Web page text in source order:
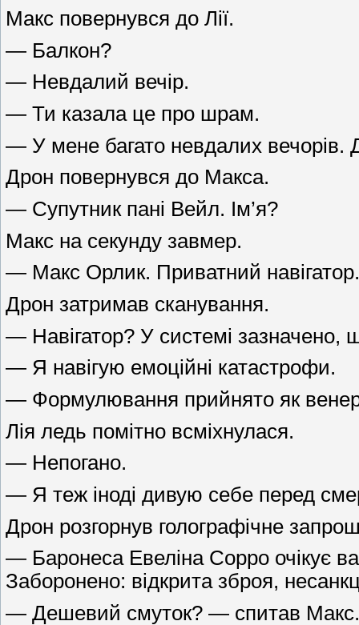
Макс повернувся до Лії.
— Балкон?
— Невдалий вечір.
— Ти казала це про шрам.
— У мене багато невдалих вечорів.
Дрон повернувся до Макса.
— Супутник пані Вейл. Ім’я?
Макс на секунду завмер.
— Макс Орлик. Приватний навігатор.
Дрон затримав сканування.
— Навігатор? У системі зазначено,
— Я навігую емоційні катастрофи.
— Формулювання прийнято як
Лія ледь помітно всміхнулася.
— Непогано.
— Я теж іноді дивую себе перед
Дрон розгорнув голографічне
— Баронеса Евеліна Сорро очікує
Заборонено: відкрита зброя,
— Дешевий смуток? — спитав Макс.